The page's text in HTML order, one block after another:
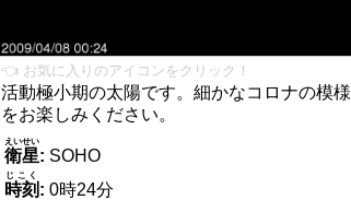
👈 お気に入りのアイコンをクリック！
活動極小期の太陽です。細かなコロナの模様
をお楽しみください。
衛星
えいせい
: SOHO
時刻
じこく
: 0時24分